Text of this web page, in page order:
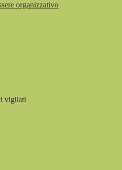
organizzativo
vigilati